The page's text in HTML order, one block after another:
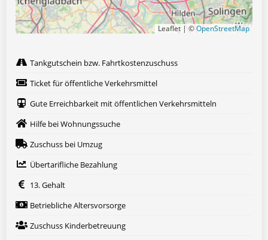
Leaflet | ©OpenStreetMap
Tankgutschein bzw. Fahrtkostenzuschuss
Ticket für öffentliche Verkehrsmittel
Gute Erreichbarkeit mit öffentlichen Verkehrsmitteln
Hilfe bei Wohnungssuche
Zuschuss bei Umzug
Übertarifliche Bezahlung
13. Gehalt
Betriebliche Altersvorsorge
Zuschuss Kinderbetreuung